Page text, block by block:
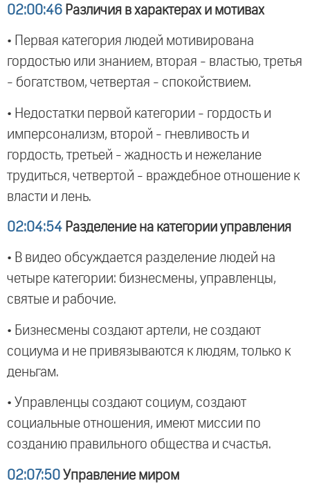
02:00:46 Различия в характерах и мотивах
• Первая категория людей мотивирована
гордостью или знанием, вторая - властью, третья
- богатством, четвертая - спокойствием.
• Недостатки первой категории - гордость и
имперсонализм, второй - гневливость и
гордость, третьей - жадность и нежелание
трудиться, четвертой - враждебное отношение к
власти и лень.
02:04:54 Разделение на категории управления
• В видео обсуждается разделение людей на
четыре категории: бизнесмены, управленцы,
святые и рабочие.
• Бизнесмены создают артели, не создают
социума и не привязываются к людям, только к
деньгам.
• Управленцы создают социум, создают
социальные отношения, имеют миссии по
созданию правильного общества и счастья.
02:07:50 Управление миром